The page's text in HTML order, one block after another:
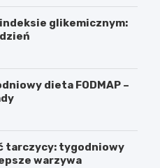
glikemicznym:
dieta FODMAP –
tarczycy: tygodniowy
warzywa